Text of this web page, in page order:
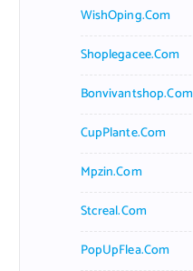
WishOping.com
Shoplegacee.com
Bonvivantshop.com
CupPlante.com
Mpzin.com
Stcreal.com
PopUpFlea.com